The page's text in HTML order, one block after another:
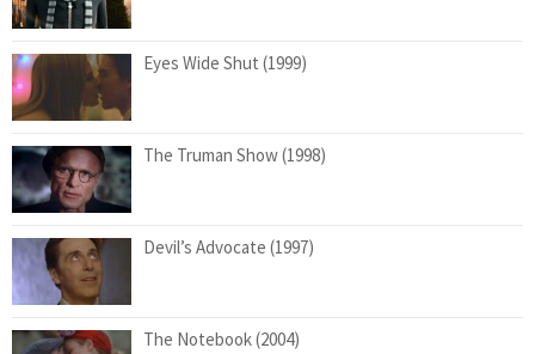
Eyes Wide Shut (1999)
The Truman Show (1998)
Devil’s Advocate (1997)
The Notebook (2004)